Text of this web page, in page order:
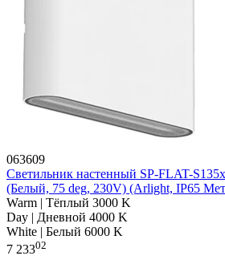
063609
Светильник настенный SP-FLAT-
(Белый, 75 deg, 230V) (Arlight, IP65
Warm | Тёплый 3000 K
Day | Дневной 4000 K
White | Белый 6000 K
7 23302